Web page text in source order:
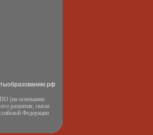
(на основании
развития, связи
Федерации